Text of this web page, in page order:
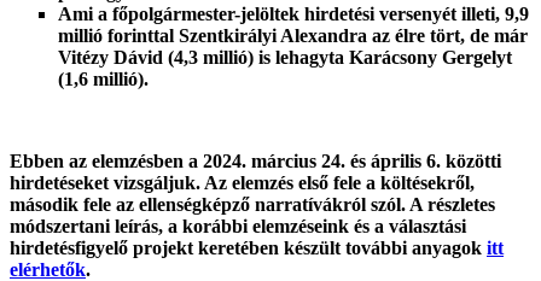
Ami a főpolgármester-jelöltek hirdetési versenyét illeti, 9,9
millió forinttal Szentkirályi Alexandra az élre tört, de már
Vitézy Dávid (4,3 millió) is lehagyta Karácsony Gergelyt
(1,6 millió).
Ebben az elemzésben a 2024. március 24. és április 6. közötti
hirdetéseket vizsgáljuk. Az elemzés első fele a költésekről,
második fele az ellenségképző narratívákról szól. A részletes
módszertani leírás, a korábbi elemzéseink és a választási
hirdetésfigyelő projekt keretében készült további anyagok itt
elérhetők.